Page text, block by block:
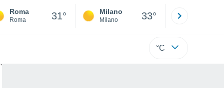
Roma
Roma 31° Milano
Milano 33°
°C